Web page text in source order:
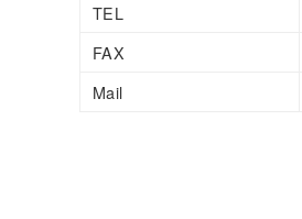
TEL
FAX
Mail